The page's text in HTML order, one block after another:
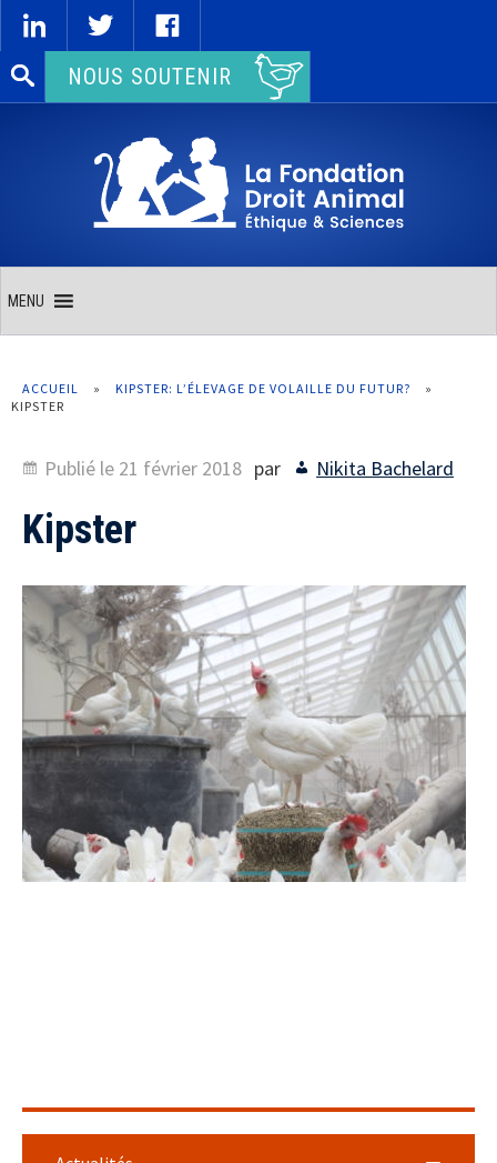
Rechercher :NOUS SOUTENIR
MENU
ACCUEIL » KIPSTER: L’ÉLEVAGE DE VOLAILLE DU FUTUR?
»
KIPSTER
Publié le 21 février 2018 par Nikita Bachelard
Kipster